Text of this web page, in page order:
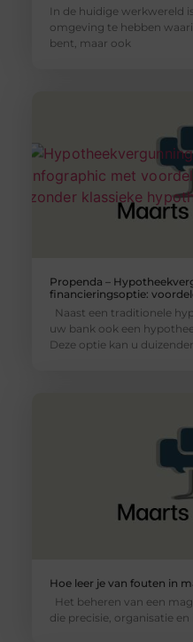
In de huidige werkwereld
omgeving te hebben
bent, maar ook
Propenda –
financieringsoptie:
Naast een traditionele
uw bank ook een
Deze optie kan u
Hoe leer je van fouten in
Het beheren van een
die precisie, organisatie